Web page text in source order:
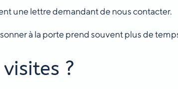
une lettre demandant de nous contacter.
à la porte prend souvent plus de
?